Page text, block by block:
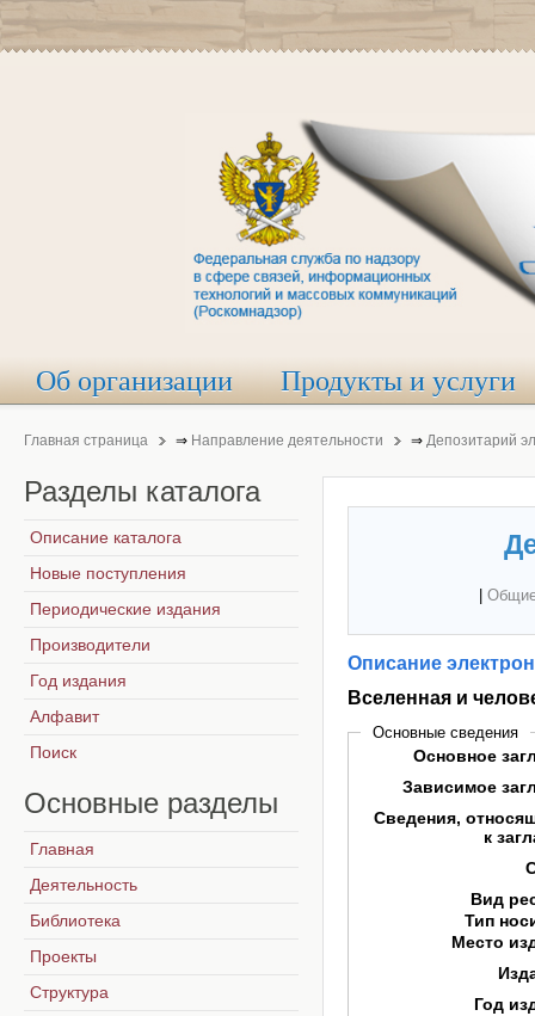
Об организации Продукты и услуги
Главная страница ⇒ Направление деятельности ⇒ Депозитарий
Описание
Вселенная и
Основные сведения
Основное
Зависимое
Сведения,
к
Вид
Тип
Место
Год
Разделы каталога
Описание каталога
Новые поступления
Периодические издания
Производители
Год издания
Алфавит
Поиск
Основные разделы
Главная
Деятельность
Библиотека
Проекты
Структура